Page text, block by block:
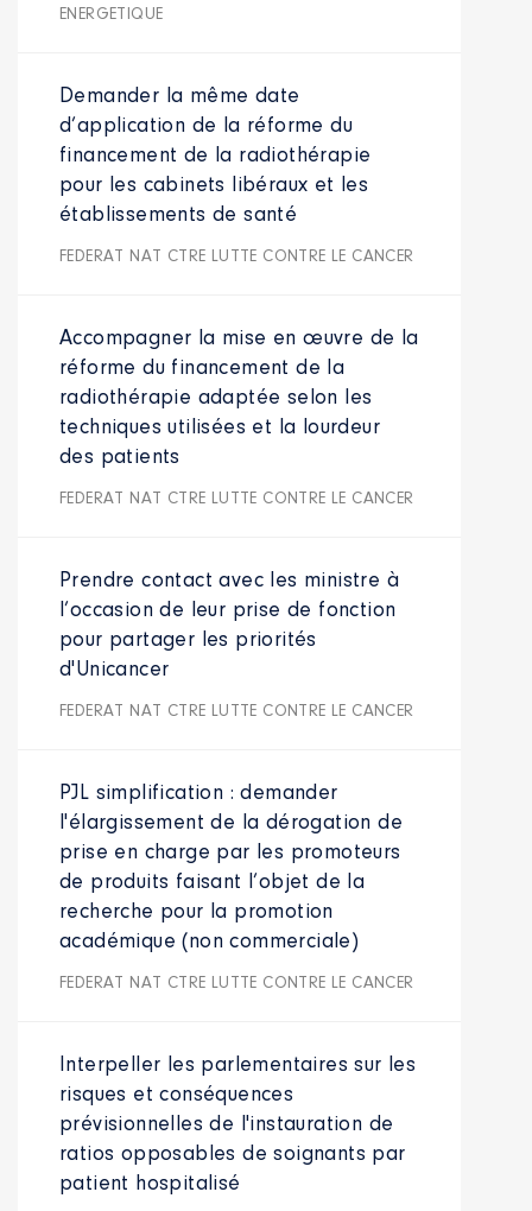
ENERGETIQUE
Demander la même date
d’application de la réforme du
financement de la radiothérapie
pour les cabinets libéraux et les
établissements de santé
FEDERAT NAT CTRE LUTTE CONTRE LE CANCER
Accompagner la mise en œuvre de la
réforme du financement de la
radiothérapie adaptée selon les
techniques utilisées et la lourdeur
des patients
FEDERAT NAT CTRE LUTTE CONTRE LE CANCER
Prendre contact avec les ministre à
l’occasion de leur prise de fonction
pour partager les priorités
d'Unicancer
FEDERAT NAT CTRE LUTTE CONTRE LE CANCER
PJL simplification : demander
l'élargissement de la dérogation de
prise en charge par les promoteurs
de produits faisant l’objet de la
recherche pour la promotion
académique (non commerciale)
FEDERAT NAT CTRE LUTTE CONTRE LE CANCER
Interpeller les parlementaires sur les
risques et conséquences
prévisionnelles de l'instauration de
ratios opposables de soignants par
patient hospitalisé